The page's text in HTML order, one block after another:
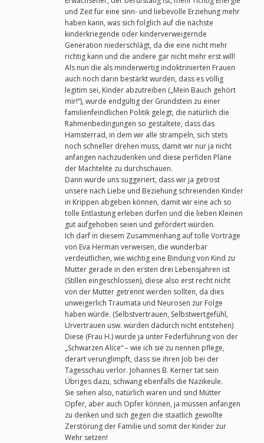
und Zeit für eine sinn- und liebevolle Erziehung mehr
haben kann, was sich folglich auf die nächste
kinderkriegende oder kinderverweigernde
Generation niederschlägt, da die eine nicht mehr
richtig kann und die andere gar nicht mehr erst will!
Als nun die als minderwertig indoktrinierten Frauen
auch noch darin bestärkt wurden, dass es völlig
legitim sei, Kinder abzutreiben („Mein Bauch gehört
mir!“), wurde endgültig der Grundstein zu einer
familienfeindlichen Politik gelegt, die natürlich die
Rahmenbedingungen so gestaltete, dass das
Hamsterrad, in dem wir alle strampeln, sich stets
noch schneller drehen muss, damit wir nur ja nicht
anfangen nachzudenken und diese perfiden Pläne
der Machtelite zu durchschauen.
Dann wurde uns suggeriert, dass wir ja getrost
unsere nach Liebe und Beziehung schreienden Kinder
in Krippen abgeben können, damit wir eine ach so
tolle Entlastung erleben dürfen und die lieben Kleinen
gut aufgehoben seien und gefördert würden.
Ich darf in diesem Zusammenhang auf tolle Vorträge
von Eva Herman verweisen, die wunderbar
verdeutlichen, wie wichtig eine Bindung von Kind zu
Mutter gerade in den ersten drei Lebensjahren ist
(Stillen eingeschlossen), diese also erst recht nicht
von der Mutter getrennt werden sollten, da dies
unweigerlich Traumata und Neurosen zur Folge
haben würde. (Selbstvertrauen, Selbstwertgefühl,
Urvertrauen usw. würden dadurch nicht entstehen)
Diese (Frau H.) wurde ja unter Federführung von der
„Schwarzen Alice“ – wie ich sie zu nennen pflege,
derart verunglimpft, dass sie ihren Job bei der
Tagesschau verlor. Johannes B. Kerner tat sein
Übriges dazu, schwang ebenfalls die Nazikeule.
Sie sehen also, natürlich waren und sind Mütter
Opfer, aber auch Opfer können, ja müssen anfangen
zu denken und sich gegen die staatlich gewollte
Zerstörung der Familie und somit der Kinder zur
Wehr setzen!